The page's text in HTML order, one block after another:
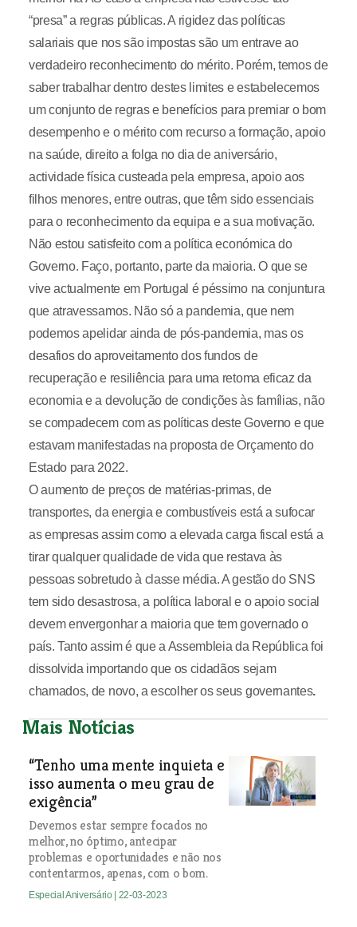
“presa” a regras públicas. A rigidez das políticas
salariais que nos são impostas são um entrave ao
verdadeiro reconhecimento do mérito. Porém, temos de
saber trabalhar dentro destes limites e estabelecemos
um conjunto de regras e benefícios para premiar o bom
desempenho e o mérito com recurso a formação, apoio
na saúde, direito a folga no dia de aniversário,
actividade física custeada pela empresa, apoio aos
filhos menores, entre outras, que têm sido essenciais
para o reconhecimento da equipa e a sua motivação.
Não estou satisfeito com a política económica do
Governo. Faço, portanto, parte da maioria. O que se
vive actualmente em Portugal é péssimo na conjuntura
que atravessamos. Não só a pandemia, que nem
podemos apelidar ainda de pós-pandemia, mas os
desafios do aproveitamento dos fundos de
recuperação e resiliência para uma retoma eficaz da
economia e a devolução de condições às famílias, não
se compadecem com as políticas deste Governo e que
estavam manifestadas na proposta de Orçamento do
Estado para 2022.
O aumento de preços de matérias-primas, de
transportes, da energia e combustíveis está a sufocar
as empresas assim como a elevada carga fiscal está a
tirar qualquer qualidade de vida que restava às
pessoas sobretudo à classe média. A gestão do SNS
tem sido desastrosa, a política laboral e o apoio social
devem envergonhar a maioria que tem governado o
país. Tanto assim é que a Assembleia da República foi
dissolvida importando que os cidadãos sejam
chamados, de novo, a escolher os seus governantes.
Mais Notícias
“Tenho uma mente inquieta e
isso aumenta o meu grau de
exigência”
Devemos estar sempre focados no
melhor, no óptimo, antecipar
problemas e oportunidades e não nos
contentarmos, apenas, com o bom.
Especial Aniversário | 22-03-2023